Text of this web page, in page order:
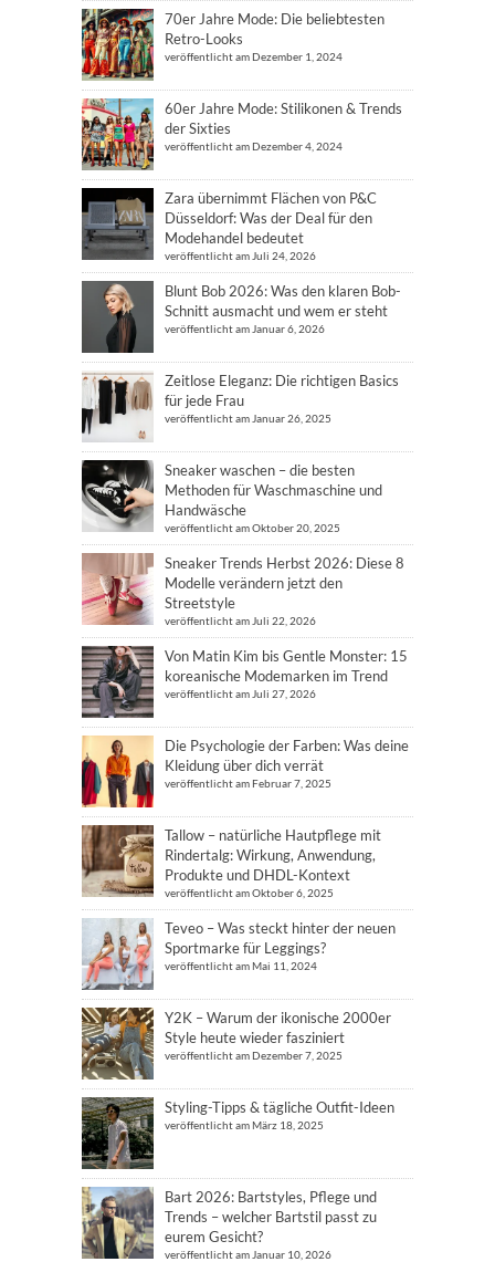
70er Jahre Mode: Die beliebtesten
Retro-Looks
veröffentlicht am Dezember 1, 2024
60er Jahre Mode: Stilikonen & Trends
der Sixties
veröffentlicht am Dezember 4, 2024
Zara übernimmt Flächen von P&C
Düsseldorf: Was der Deal für den
Modehandel bedeutet
veröffentlicht am Juli 24, 2026
Blunt Bob 2026: Was den klaren Bob-
Schnitt ausmacht und wem er steht
veröffentlicht am Januar 6, 2026
Zeitlose Eleganz: Die richtigen Basics
für jede Frau
veröffentlicht am Januar 26, 2025
Sneaker waschen – die besten
Methoden für Waschmaschine und
Handwäsche
veröffentlicht am Oktober 20, 2025
Sneaker Trends Herbst 2026: Diese 8
Modelle verändern jetzt den
Streetstyle
veröffentlicht am Juli 22, 2026
Von Matin Kim bis Gentle Monster: 15
koreanische Modemarken im Trend
veröffentlicht am Juli 27, 2026
Die Psychologie der Farben: Was deine
Kleidung über dich verrät
veröffentlicht am Februar 7, 2025
Tallow – natürliche Hautpflege mit
Rindertalg: Wirkung, Anwendung,
Produkte und DHDL-Kontext
veröffentlicht am Oktober 6, 2025
Teveo – Was steckt hinter der neuen
Sportmarke für Leggings?
veröffentlicht am Mai 11, 2024
Y2K – Warum der ikonische 2000er
Style heute wieder fasziniert
veröffentlicht am Dezember 7, 2025
Styling-Tipps & tägliche Outfit-Ideen
veröffentlicht am März 18, 2025
Bart 2026: Bartstyles, Pflege und
Trends – welcher Bartstil passt zu
eurem Gesicht?
veröffentlicht am Januar 10, 2026